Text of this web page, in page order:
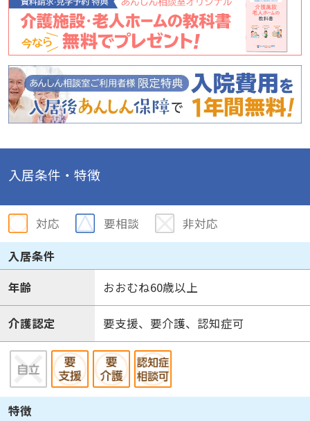
入居条件・特徴
対応 要相談
非対応
入居条件
年齢
おおむね60歳以上
介護認定 要支援、要介護、認知症可
特徴